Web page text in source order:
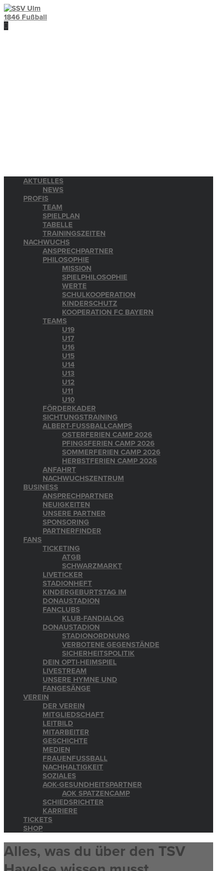
AKTUELLES
NEWS
PROFIS
TEAM
SPIELPLAN
TABELLE
TRAININGSZEITEN
NACHWUCHS
ANSPRECHPARTNER
PHILOSOPHIE
MISSION
SPIELPHILOSOPHIE
WERTE
SCHULKOOPERATION
KINDERSCHUTZ
KOOPERATION FC BAYERN
TEAMS
U19
U17
U16
U15
U14
U13
U12
U11
U10
FÖRDERKADER
SICHTUNGSTRAINING
ALBERT-FUSSBALLCAMPS
OSTERFERIEN CAMP 2026
PFINGSFERIEN CAMP 2026
SOMMERFERIEN CAMP 2026
HERBSTFERIEN CAMP 2026
ANFAHRT
NACHWUCHSZENTRUM
BUSINESS
ANSPRECHPARTNER
NEUIGKEITEN
UNSERE PARTNER
SPONSORING
PARTNERFINDER
FANS
TICKETING
ATGB
SCHWARZMARKT
LIVETICKER
STADIONHEFT
KINDERGEBURTSTAG IM
DONAUSTADION
FANCLUBS
KLUB-FANDIALOG
DONAUSTADION
STADIONORDNUNG
VERBOTENE GEGENSTÄNDE
SICHERHEITSPOLITIK
DEIN OPTI-HEIMSPIEL
LIVESTREAM
UNSERE HYMNE UND
FANGESÄNGE
VEREIN
DER VEREIN
MITGLIEDSCHAFT
LEITBILD
MITARBEITER
GESCHICHTE
MEDIEN
FRAUENFUSSBALL
NACHHALTIGKEIT
SOZIALES
AOK-GESUNDHEITSPARTNER
AOK SPATZENCAMP
SCHIEDSRICHTER
KARRIERE
TICKETS
SHOP
Alles, was du über den TSV